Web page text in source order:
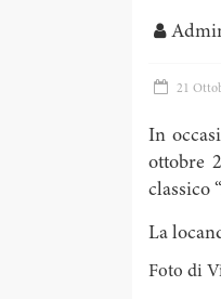
21
In
ottobre
classico
La
Foto di